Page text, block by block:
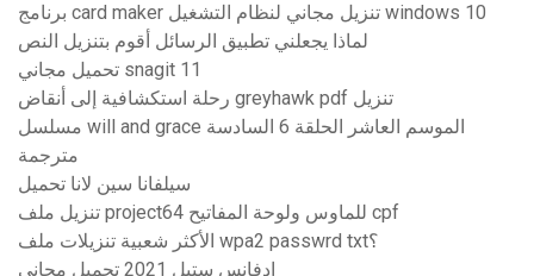
برنامج card maker تنزيل مجاني لنظام التشغيل windows 10
لماذا يجعلني تطبيق الرسائل أقوم بتنزيل النص
تحميل مجاني snagit 11
رحلة استكشافية إلى أنقاض greyhawk pdf تنزيل
مسلسل will and grace الموسم العاشر الحلقة 6 السادسة
مترجمة
سيلفانا سين لانا تحميل
تنزيل ملف project64 للماوس ولوحة المفاتيح cpf
الأكثر شعبية تنزيلات ملف wpa2 passwrd txt؟
ادفانس ستيل 2021 تحميل مجاني